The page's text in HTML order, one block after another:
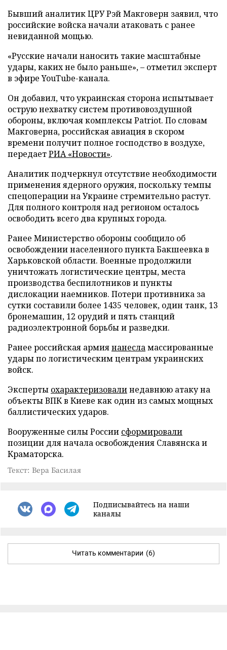
Бывший аналитик ЦРУ Рэй Макговерн заявил, что
российские войска начали атаковать с ранее
невиданной мощью.
«Русские начали наносить такие масштабные
удары, каких не было раньше», – отметил эксперт
в эфире YouTube-канала.
Он добавил, что украинская сторона испытывает
острую нехватку систем противовоздушной
обороны, включая комплексы Patriot. По словам
Макговерна, российская авиация в скором
времени получит полное господство в воздухе,
передаетРИА «Новости».
Аналитик подчеркнул отсутствие необходимости
применения ядерного оружия, поскольку темпы
спецоперации на Украине стремительно растут.
Для полного контроля над регионом осталось
освободить всего два крупных города.
Ранее Министерство обороны сообщило об
освобождении населенного пункта Бакшеевка в
Харьковской области. Военные продолжили
уничтожать логистические центры, места
производства беспилотников и пункты
дислокации наемников. Потери противника за
сутки составили более 1435 человек, один танк, 13
бронемашин, 12 орудий и пять станций
радиоэлектронной борьбы и разведки.
Ранее российская армиянанесламассированные
удары по логистическим центрам украинских
войск.
Эксперты охарактеризовалинедавнюю атаку на
объекты ВПК в Киеве как один из самых мощных
баллистических ударов.
Вооруженные силы России сформировали
позиции для начала освобождения Славянска и
Краматорска.
Текст: Вера Басилая
Подписывайтесь на наши
каналы
Читать комментарии (6)